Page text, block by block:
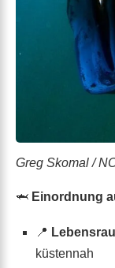
Greg Skomal /
🦈 Einordnung
📍
küstennah